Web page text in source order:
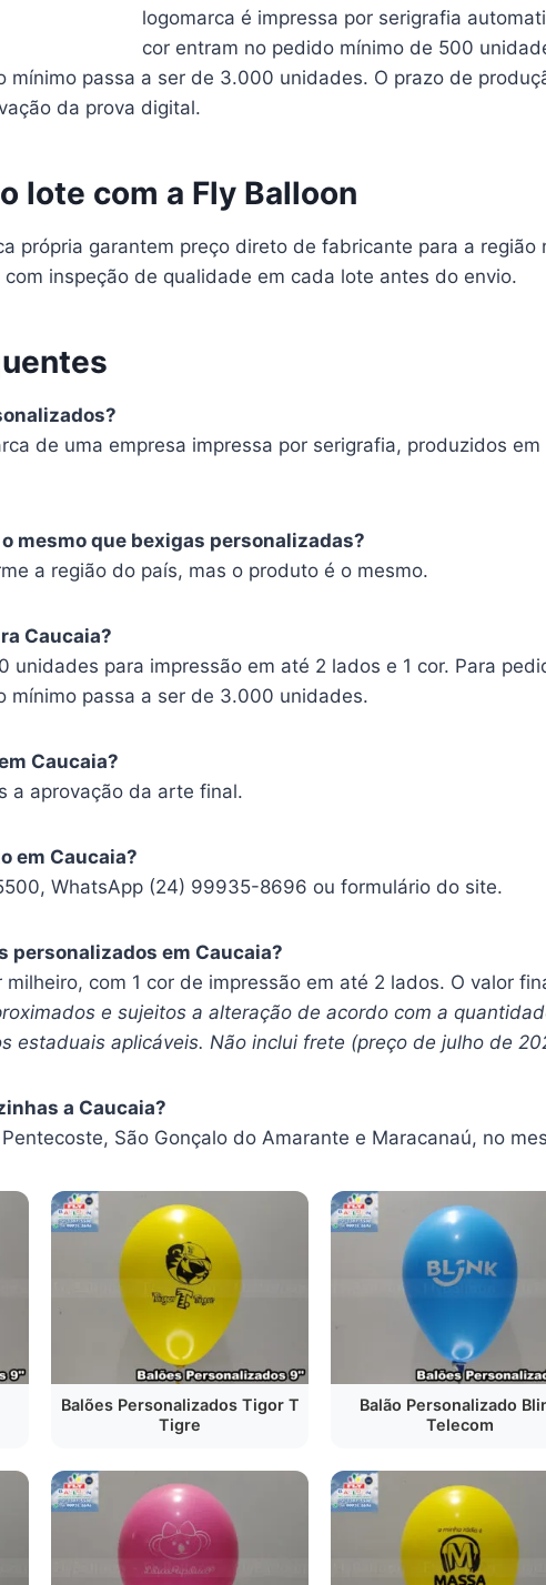
logomarca é impressa por serigrafia
cor entram no pedido mínimo de 500
mínimo passa a ser de 3.000 unidades. O prazo de
da prova digital.
lote com a Fly Balloon
própria garantem preço direto de fabricante para a
inspeção de qualidade em cada lote antes do envio.
de uma empresa impressa por serigrafia, produzidos
mesmo que bexigas personalizadas?
a região do país, mas o produto é o mesmo.
Caucaia?
unidades para impressão em até 2 lados e 1 cor. Para
mínimo passa a ser de 3.000 unidades.
Caucaia?
a aprovação da arte final.
em Caucaia?
WhatsApp (24) 99935-8696 ou formulário do site.
personalizados em Caucaia?
com 1 cor de impressão em até 2 lados. O valor
e sujeitos a alteração de acordo com a
estaduais aplicáveis. Não inclui frete (preço de julho de
a Caucaia?
São Gonçalo do Amarante e Maracanaú, no
Balões Personalizados Tigor T
Tigre
Balão Personalizado
Telecom